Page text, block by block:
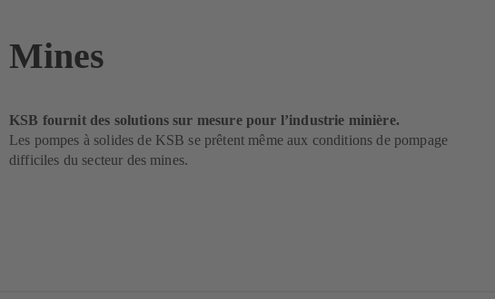
Mines
KSB fournit des solutions sur mesure pour l’industrie minière.
Les pompes à solides de KSB se prêtent même aux conditions de pompage
difficiles du secteur des mines.